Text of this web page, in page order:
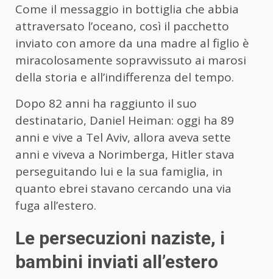
Come il messaggio in bottiglia che abbia
attraversato l’oceano, così il pacchetto
inviato con amore da una madre al figlio è
miracolosamente sopravvissuto ai marosi
della storia e all’indifferenza del tempo.
Dopo 82 anni ha raggiunto il suo
destinatario, Daniel Heiman: oggi ha 89
anni e vive a Tel Aviv, allora aveva sette
anni e viveva a Norimberga, Hitler stava
perseguitando lui e la sua famiglia, in
quanto ebrei stavano cercando una via
fuga all’estero.
Le persecuzioni naziste, i
bambini inviati all’estero